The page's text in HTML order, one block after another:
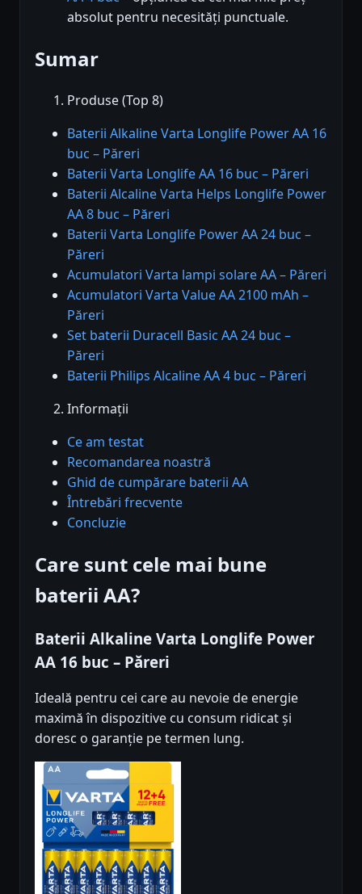
absolut pentru necesități punctuale.
Sumar
Produse (Top 8)
Baterii Alkaline Varta Longlife Power AA 16
buc – Păreri
Baterii Varta Longlife AA 16 buc – Păreri
Baterii Alcaline Varta Helps Longlife Power
AA 8 buc – Păreri
Baterii Varta Longlife Power AA 24 buc –
Păreri
Acumulatori Varta lampi solare AA – Păreri
Acumulatori Varta Value AA 2100 mAh –
Păreri
Set baterii Duracell Basic AA 24 buc –
Păreri
Baterii Philips Alcaline AA 4 buc – Păreri
Informații
Ce am testat
Recomandarea noastră
Ghid de cumpărare baterii AA
Întrebări frecvente
Concluzie
Care sunt cele mai bune
baterii AA?
Baterii Alkaline Varta Longlife Power
AA 16 buc – Păreri
Ideală pentru cei care au nevoie de energie
maximă în dispozitive cu consum ridicat și
doresc o garanție pe termen lung.